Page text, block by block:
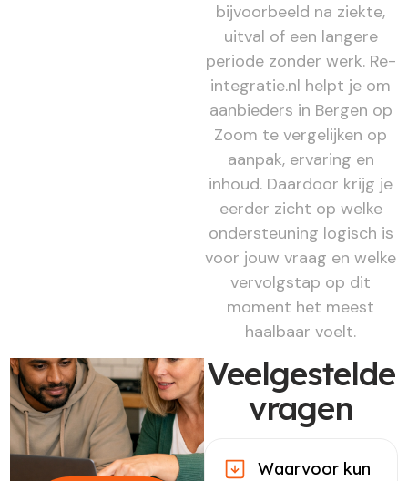
bijvoorbeeld na ziekte,
uitval of een langere
periode zonder werk. Re-
integratie.nl helpt je om
aanbieders in Bergen op
Zoom te vergelijken op
aanpak, ervaring en
inhoud. Daardoor krijg je
eerder zicht op welke
ondersteuning logisch is
voor jouw vraag en welke
vervolgstap op dit
moment het meest
haalbaar voelt.
Veelgestelde
vragen
Waarvoor kun